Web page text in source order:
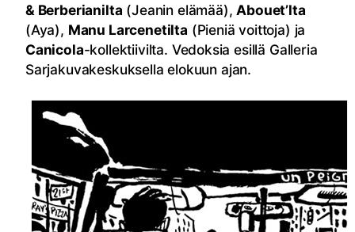
& Berberianilta (Jeanin elämää), Abouet’lta
(Aya), Manu Larcenetilta (Pieniä voittoja) ja
Canicola-kollektiivilta. Vedoksia esillä Galleria
Sarjakuvakeskuksella elokuun ajan.